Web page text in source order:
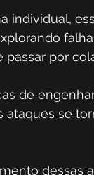
individual,
por
de
ataques se
dessas